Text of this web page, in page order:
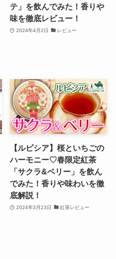
テ」を飲んでみた！香りや
味を徹底レビュー！
2024年4月2日 レビュー
【ルピシア】桜といちごの
ハーモニー♡春限定紅茶
「サクラ&ベリー」を飲ん
でみた！香りや味わいを徹
底解説！
2024年3月23日 紅茶レビュー